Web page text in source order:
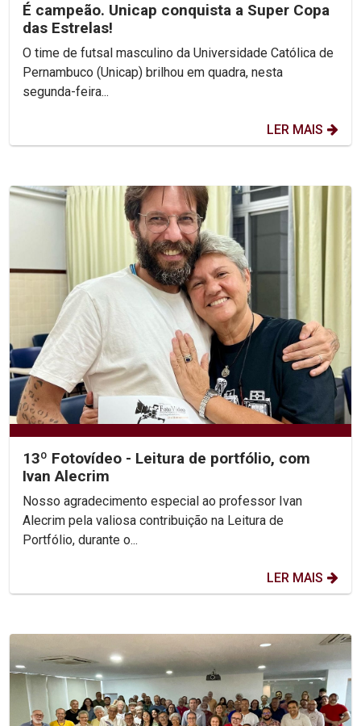
É campeão. Unicap conquista a Super Copa
das Estrelas!
O time de futsal masculino da Universidade Católica de
Pernambuco (Unicap) brilhou em quadra, nesta
segunda-feira...
LER MAIS
13º Fotovídeo - Leitura de portfólio, com
Ivan Alecrim
Nosso agradecimento especial ao professor Ivan
Alecrim pela valiosa contribuição na Leitura de
Portfólio, durante o...
LER MAIS